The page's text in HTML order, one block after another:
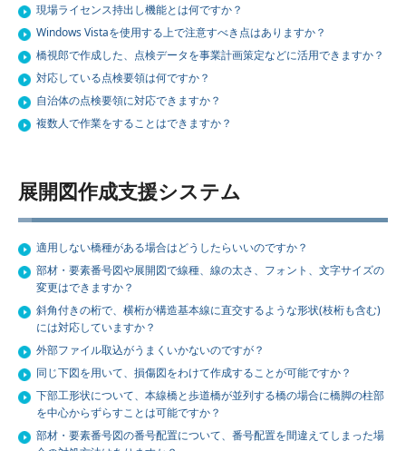
現場ライセンス持出し機能とは何ですか？
Windows Vistaを使用する上で注意すべき点はありますか？
橋視郎で作成した、点検データを事業計画策定などに活用できますか？
対応している点検要領は何ですか？
自治体の点検要領に対応できますか？
複数人で作業をすることはできますか？
展開図作成支援システム
適用しない橋種がある場合はどうしたらいいのですか？
部材・要素番号図や展開図で線種、線の太さ、フォント、文字サイズの
変更はできますか？
斜角付きの桁で、横桁が構造基本線に直交するような形状(枝桁も含む)
には対応していますか？
外部ファイル取込がうまくいかないのですが？
同じ下図を用いて、損傷図をわけて作成することが可能ですか？
下部工形状について、本線橋と歩道橋が並列する橋の場合に橋脚の柱部
を中心からずらすことは可能ですか？
部材・要素番号図の番号配置について、番号配置を間違えてしまった場